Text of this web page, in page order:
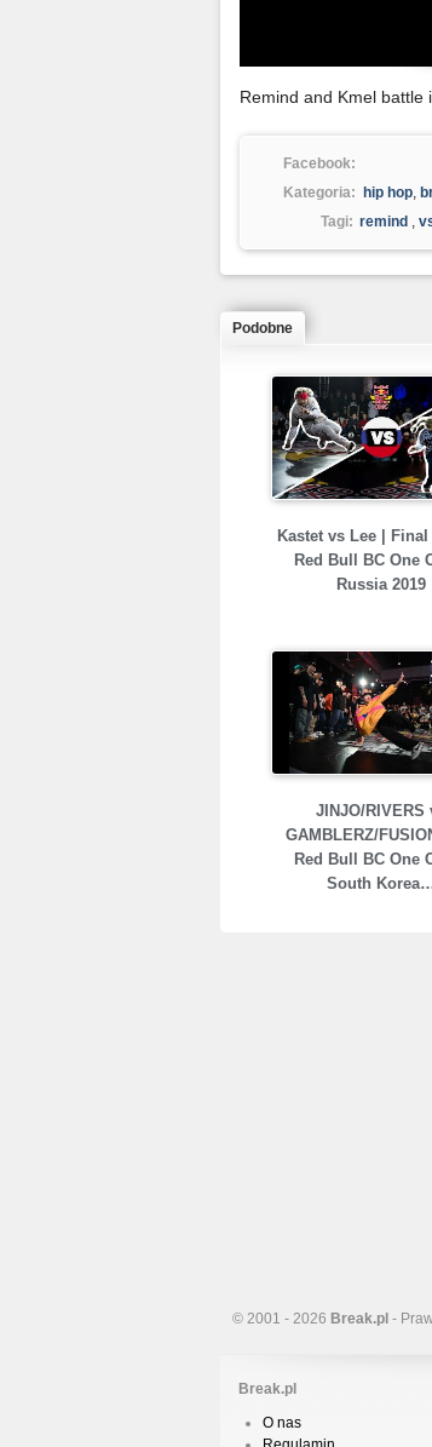
Remind and Kmel battle
Facebook:
Kategoria:
hip hop,
Tagi: remind ,
Podobne
Kastet vs Lee |
Red Bull BC One
Russia 2019
JINJO/RIVERS
GAMBLERZ/
Red Bull BC One
South
© 2001 - 2026 Break.pl -
Break.pl
O nas